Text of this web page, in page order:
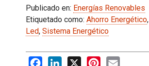
Publicado en: Energías Renovables
Etiquetado como: Ahorro Energético,
Led, Sistema Energético
FacebookLinkedIn
X PinterestEmail